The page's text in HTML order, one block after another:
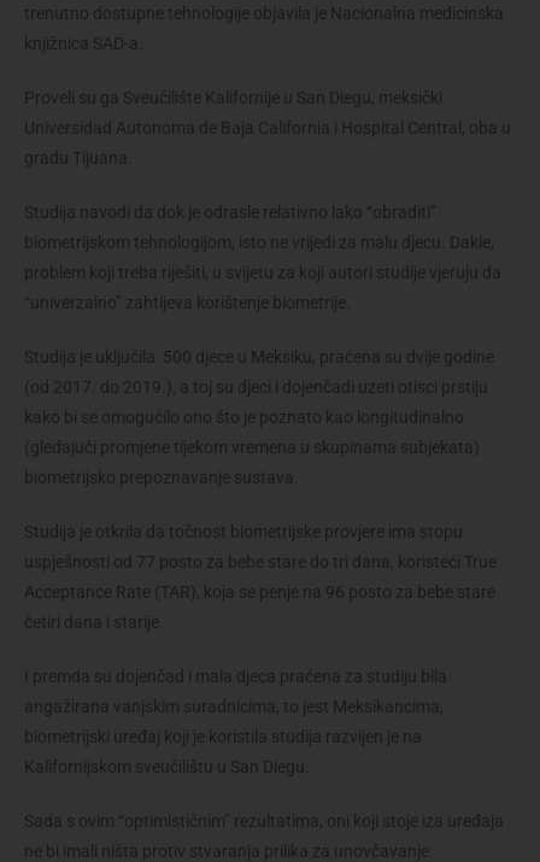
trenutno dostupne tehnologije objavila je Nacionalna medicinska
knjižnica SAD-a.
Proveli su ga Sveučilište Kalifornije u San Diegu, meksički
Universidad Autonoma de Baja California i Hospital Central, oba u
gradu Tijuana.
Studija navodi da dok je odrasle relativno lako “obraditi”
biometrijskom tehnologijom, isto ne vrijedi za malu djecu. Dakle,
problem koji treba riješiti, u svijetu za koji autori studije vjeruju da
“univerzalno” zahtijeva korištenje biometrije.
Studija je uključila 500 djece u Meksiku, praćena su dvije godine
(od 2017. do 2019.), a toj su djeci i dojenčadi uzeti otisci prstiju
kako bi se omogućilo ono što je poznato kao longitudinalno
(gledajući promjene tijekom vremena u skupinama subjekata)
biometrijsko prepoznavanje sustava.
Studija je otkrila da točnost biometrijske provjere ima stopu
uspješnosti od 77 posto za bebe stare do tri dana, koristeći True
Acceptance Rate (TAR), koja se penje na 96 posto za bebe stare
četiri dana i starije.
I premda su dojenčad i mala djeca praćena za studiju bila
angažirana vanjskim suradnicima, to jest Meksikancima,
biometrijski uređaj koji je koristila studija razvijen je na
Kalifornijskom sveučilištu u San Diegu.
Sada s ovim “optimističnim” rezultatima, oni koji stoje iza uređaja
ne bi imali ništa protiv stvaranja prilika za unovčavanje.